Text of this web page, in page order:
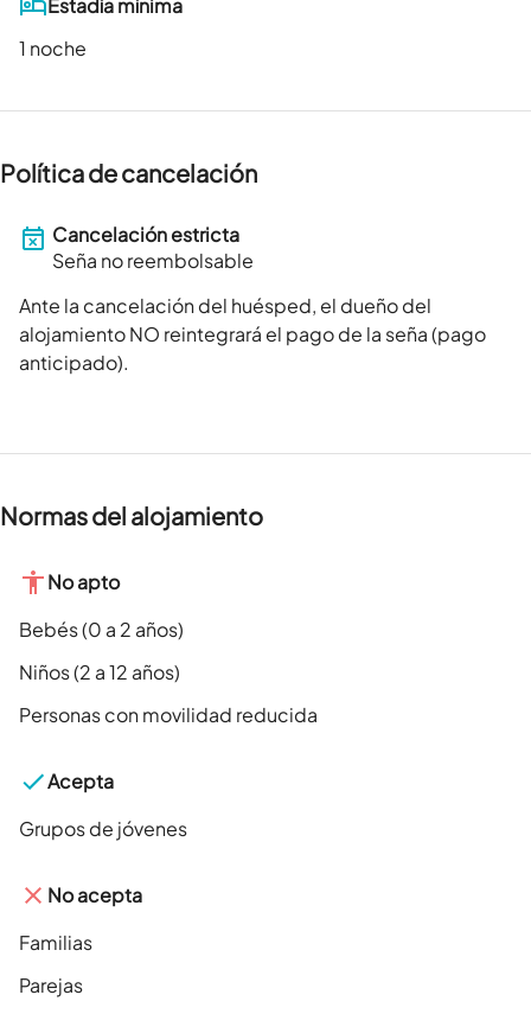
Estadía mínima
1 noche
Política de cancelación
Cancelación estricta
Seña no reembolsable
Ante la cancelación del huésped, el dueño del
alojamiento NO reintegrará el pago de la seña (pago
anticipado).
Normas del alojamiento
No apto
Bebés (0 a 2 años)
Niños (2 a 12 años)
Personas con movilidad reducida
Acepta
Grupos de jóvenes
No acepta
Familias
Parejas